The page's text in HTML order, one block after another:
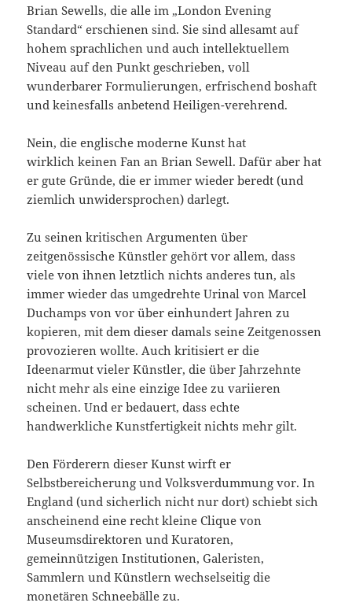
Brian Sewells, die alle im „London Evening
Standard“ erschienen sind. Sie sind allesamt auf
hohem sprachlichen und auch intellektuellem
Niveau auf den Punkt geschrieben, voll
wunderbarer Formulierungen, erfrischend boshaft
und keinesfalls anbetend Heiligen-verehrend.
Nein, die englische moderne Kunst hat
wirklich keinen Fan an Brian Sewell. Dafür aber hat
er gute Gründe, die er immer wieder beredt (und
ziemlich unwidersprochen) darlegt.
Zu seinen kritischen Argumenten über
zeitgenössische Künstler gehört vor allem, dass
viele von ihnen letztlich nichts anderes tun, als
immer wieder das umgedrehte Urinal von Marcel
Duchamps von vor über einhundert Jahren zu
kopieren, mit dem dieser damals seine Zeitgenossen
provozieren wollte. Auch kritisiert er die
Ideenarmut vieler Künstler, die über Jahrzehnte
nicht mehr als eine einzige Idee zu variieren
scheinen. Und er bedauert, dass echte
handwerkliche Kunstfertigkeit nichts mehr gilt.
Den Förderern dieser Kunst wirft er
Selbstbereicherung und Volksverdummung vor. In
England (und sicherlich nicht nur dort) schiebt sich
anscheinend eine recht kleine Clique von
Museumsdirektoren und Kuratoren,
gemeinnützigen Institutionen, Galeristen,
Sammlern und Künstlern wechselseitig die
monetären Schneebälle zu.